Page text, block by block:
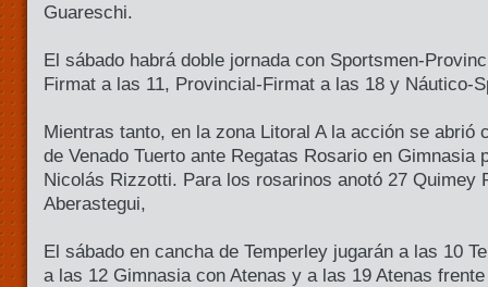
Guareschi.
El sábado habrá doble jornada con Sportsmen-
Firmat a las 11, Provincial-Firmat a las 18 y Náutico-
Mientras tanto, en la zona Litoral A la acción se abrió
de Venado Tuerto ante Regatas Rosario en Gimnasia
Nicolás Rizzotti. Para los rosarinos anotó 27 Quimey
Aberastegui,
El sábado en cancha de Temperley jugarán a las 10
a las 12 Gimnasia con Atenas y a las 19 Atenas